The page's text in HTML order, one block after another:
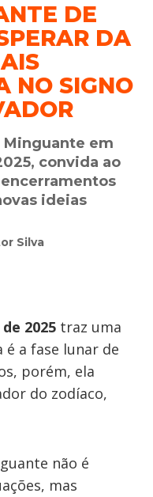
DE
DA
NO SIGNO
Minguante em
convida ao
ideias
Silva
2025 traz uma
a fase lunar de
porém, ela
do zodíaco,
não é
mas